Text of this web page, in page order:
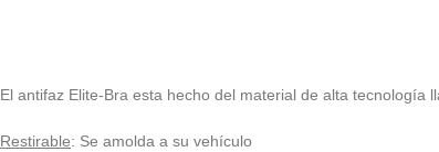
El antifaz Elite-Bra esta hecho del material de alta tecnología
Restirable: Se amolda a su vehículo